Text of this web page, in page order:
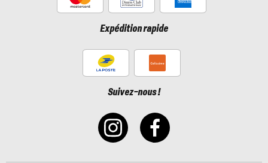
Expédition rapide
Suivez-nous !